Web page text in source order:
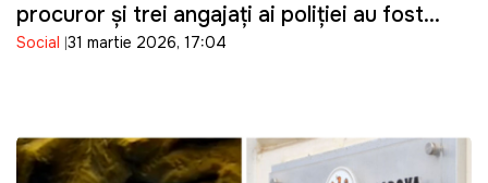
procuror și trei angajați ai poliției au fost
reținuți
Social 31 martie 2026, 17:04